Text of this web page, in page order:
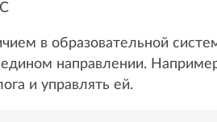
в образовательной
направлении.
и управлять ей.